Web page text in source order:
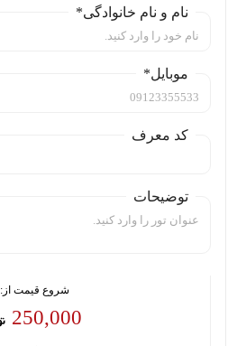
نام و نام خانوادگی*
موبایل*
کد معرف
توضیحات
شروع قیمت از:
250,000